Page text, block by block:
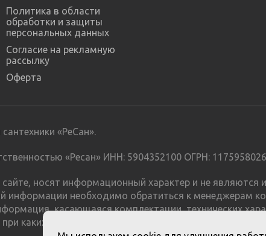
Политика в области
обработки и защиты
персональных данных
Согласие на рекламную
рассылку
Оферта
«РеСан».
«Ресан» ИНН: 5904352100 ОГРН:
носят информационный характер и не
информации необходимо обратиться к менеджерам
касающаяся комплектации, технических
каких условиях не является публичной офертой.